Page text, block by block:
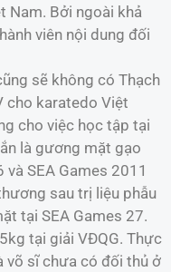
Nam. Bởi ngoài khả
viên nội dung đối
sẽ không có Thạch
cho karatedo Việt
cho việc học tập tại
là gương mặt gạo
SEA Games 2011
sau trị liệu phẫu
tại SEA Games 27.
tại giải VĐQG. Thực
võ sĩ chưa có đối thủ ở